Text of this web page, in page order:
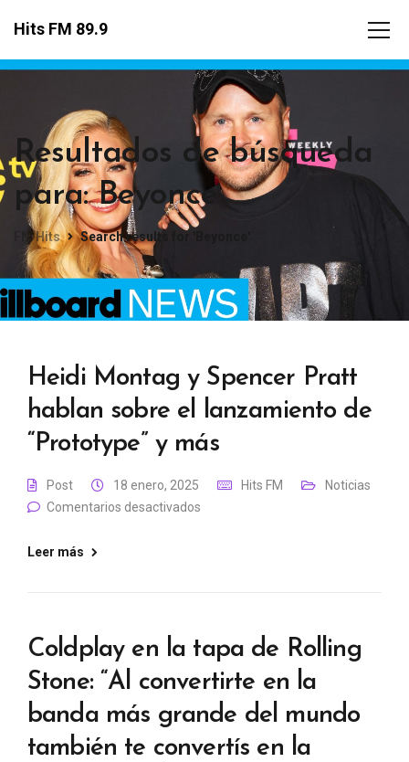
Hits FM 89.9
Resultados de búsqueda
para: Beyonce
FM Hits Search results for 'Beyonce'
Heidi Montag y Spencer Pratt
hablan sobre el lanzamiento de
“Prototype” y más
Post 18 enero, 2025 Hits FM
Noticias
Comentarios desactivados
Leer más
Coldplay en la tapa de Rolling
Stone: “Al convertirte en la
banda más grande del mundo
también te convertís en la